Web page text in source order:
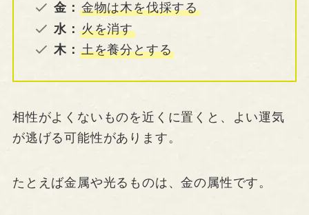
金： 金物は木を伐採する
水： 火を消す
木： 土を養分とする
相性がよくないものを近くに置くと、よい運気
が逃げる可能性があります。
たとえば金属や光るものは、金の属性です。